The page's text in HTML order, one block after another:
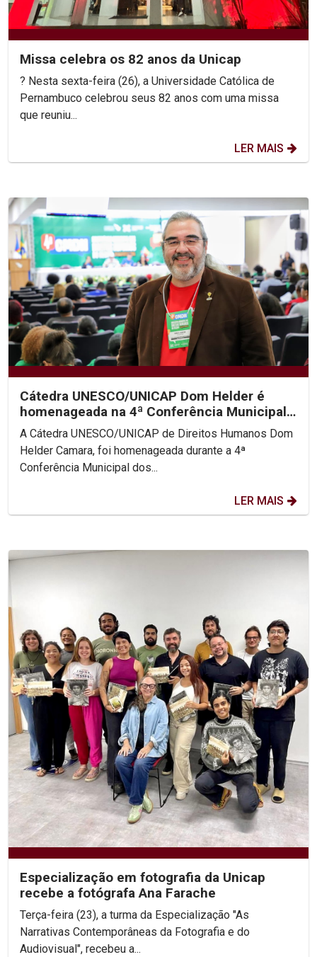
Missa celebra os 82 anos da Unicap
? Nesta sexta-feira (26), a Universidade Católica de
Pernambuco celebrou seus 82 anos com uma missa
que reuniu...
LER MAIS
Cátedra UNESCO/UNICAP Dom Helder é
homenageada na 4ª Conferência Municipal
de Direitos Humanos do...
A Cátedra UNESCO/UNICAP de Direitos Humanos Dom
Helder Camara, foi homenageada durante a 4ª
Conferência Municipal dos...
LER MAIS
Especialização em fotografia da Unicap
recebe a fotógrafa Ana Farache
Terça-feira (23), a turma da Especialização "As
Narrativas Contemporâneas da Fotografia e do
Audiovisual", recebeu a...